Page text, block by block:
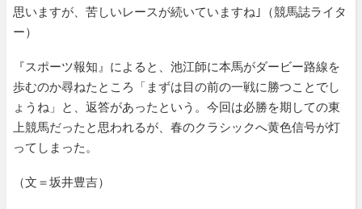
思いますが、苦しいレースが続いていますね｣（競馬誌ライタ
ー）
『スポーツ報知』によると、池江師に本馬がダービー路線を
歩むのか尋ねたところ「まずは目の前の一戦に勝つことでし
ょうね」と、返答があったという。今回は必勝を期しての東
上競馬だったと思われるが、春のクラシックへ黄色信号が灯
ってしまった。
（文＝坂井豊吉）